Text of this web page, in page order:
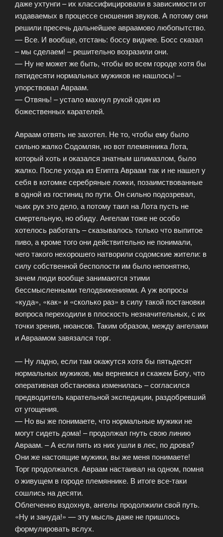
даже ухтунги – их классифицировали в зависимости от
издаваемых в процессе сношения звуков. А потому они
решили пресечь дальнейшее авраамово любопытство.
— Все. И вообще, отстань: боссу виднее. Босс сказал
– мы сделаем! – решительно возразили они.
— Ну не может же быть, чтобы во всем городе хотя бы
пятидесяти нормальных мужиков не нашлось! –
упорствовал Авраам.
— Отвянь! – устало махнул рукой один из
божественных карателей.
Авраам отвять не захотел. Не то, чтобы ему было
сильно жалко Содомлян, но вот племянника Лота,
который хоть и оказался знатным шлимазлом, было
жалко. После ухода из Египта Авраам так и не нашел у
себя в котомке серебряные ложки, позаимствованные
в одной из гостиниц по пути. Он сильно подозревал,
чьих рук это дело, а потому таил на Лота пусть не
смертельную, но обиду. Ангелам тоже не особо
хотелось работать – сказывалось только что выпитое
пиво, а кроме того они действительно не понимали,
чего такого нехорошего натворили содомские жители: в
силу собственной бесполости им было непонятно,
зачем люди вообще занимаются этими
бессмысленными телодвижениями. А уж вопросы
«куда», «как» и «сколько раз» в силу такой постановки
вопроса переходили в плоскость незначительных, с их
точки зрения, нюансов. Таким образом, между ангелами
и Авраамом завязался торг.
— Ну ладно, если там окажутся хотя бы пятьдесят
нормальных мужиков, мы вернемся и скажем Богу, что
оперативная обстановка изменилась – согласился
предводитель карательной экспедиции, раздобревший
от угощения.
— Но вы же понимаете, что нормальные мужики не
могут сидеть дома! – продолжал гнуть свою линию
Авраам. – А если пять из них ушли в лес, по дрова?
Они же настоящие мужики, вы же меня понимаете!
Торг продолжался. Авраам настаивал на одном, помня
о живущем в городе племяннике. В итоге все-таки
сошлись на десяти.
Облегченно вздохнув, ангелы продолжили свой путь.
«Ну и зануда!» — эту мысль даже не пришлось
формулировать вслух.